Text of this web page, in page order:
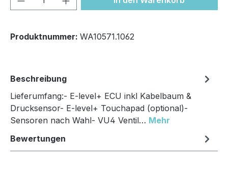
Produktnummer: WA10571.1062
Beschreibung
Lieferumfang:- E-level+ ECU inkl Kabelbaum &
Drucksensor- E-level+ Touchapad (optional)-
Sensoren nach Wahl- VU4 Ventil… Mehr
Bewertungen